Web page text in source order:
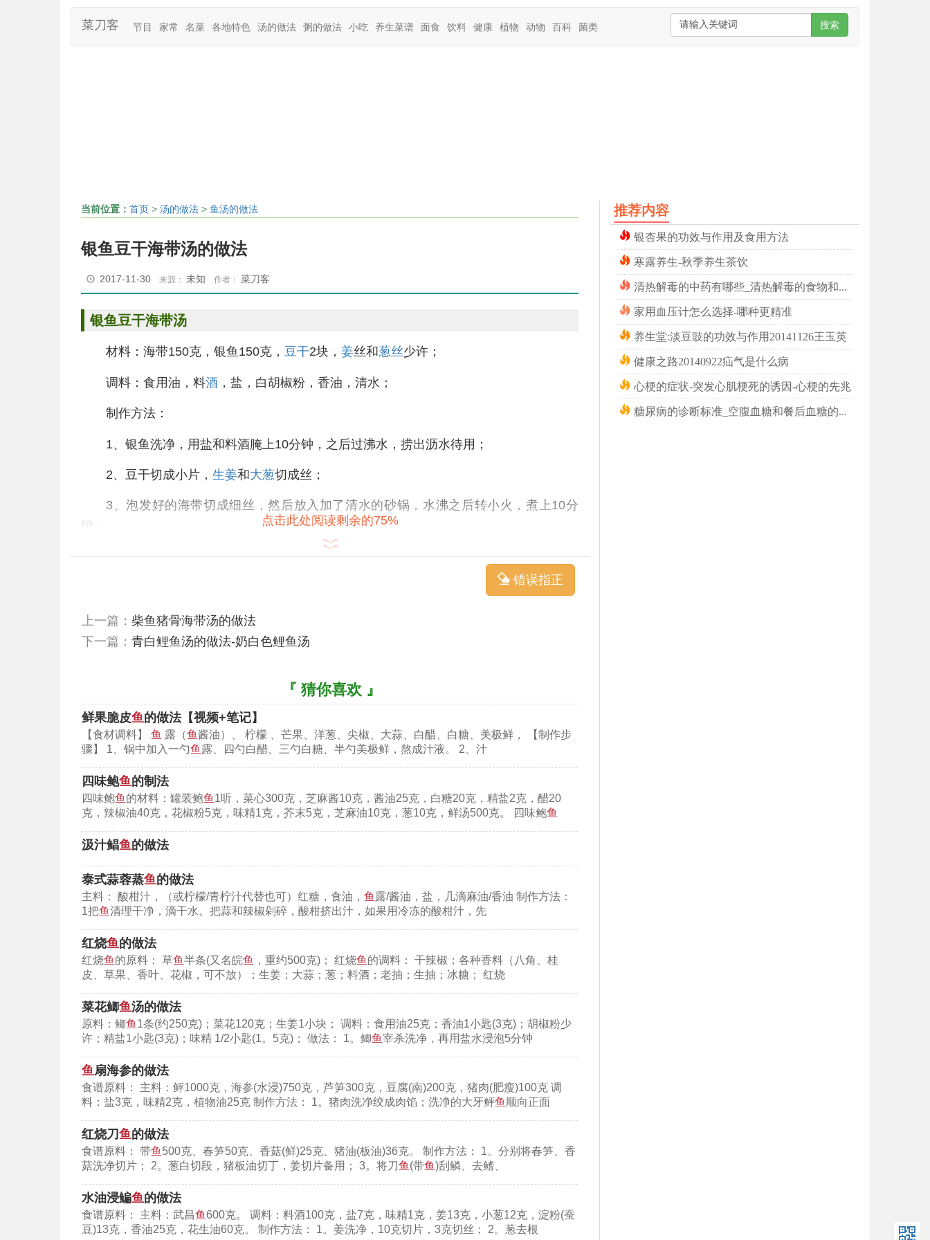
菜刀客 搜索
节目 家常 名菜 各地特色 汤的做法 粥的做法 小吃 养生菜谱 面食 饮料 健康 植物 动物 百科 菌类
当前位置： 首页 > 汤的做法 > 鱼汤的做法
银鱼豆干海带汤的做法
2017-11-30 来源： 未知 作者： 菜刀客
银鱼豆干海带汤
材料：海带150克，银鱼150克， 豆干2块， 姜丝和葱丝少许；
调料：食用油，料酒 ，盐，白胡椒粉，香油，清水；
制作方法：
1、银鱼洗净，用盐和料酒腌上10分钟，之后过沸水，捞出沥水待用；
2、豆干切成小片， 生姜和大葱切成丝；
3、泡发好的海带切成细丝，然后放入加了清水的砂锅，水沸之后转小火，煮上10分
钟；
4、另起一锅，锅热后放底油，下葱姜丝和银鱼翻炒出香，然后将砂锅中的海带连汤一
同倒入锅内，加入豆干，继续煮上5分钟，最后撒上适量的盐，滴上香油，出锅前加入白胡
相关内容：
银鱼佛手炒鸡蛋缓解春节食欲不振
健康之路20180409杨志敏:银鱼,河虾,咸蛋黄炒小河虾
火方沅沅银鱼的做法
银鱼火锅的做法
雪花银鱼的做法
海带的营养价值-功效与作用
昆布的功效作用-海带
绿豆海带汤-功效与作用
中华医药：海带,海参,鲍鱼的功效作用20160203
点击此处阅读剩余的75%
错误指正
上一篇： 柴鱼猪骨海带汤的做法
下一篇： 青白鲤鱼汤的做法-奶白色鲤鱼汤
『 猜你喜欢 』
鲜果脆皮鱼的做法【视频+笔记】
【食材调料】 鱼 露（鱼酱油）、 柠檬 、芒果、洋葱、尖椒、大蒜、白醋、白糖、美极鲜， 【制作步
骤】 1、锅中加入一勺鱼 露、四勺白醋、三勺白糖、半勺美极鲜，熬成汁液。 2、汁
四味鲍鱼的制法
四味鲍鱼 的材料：罐装鲍鱼 1听，菜心300克，芝麻酱10克，酱油25克，白糖20克，精盐2克，醋20
克，辣椒油40克，花椒粉5克，味精1克，芥末5克，芝麻油10克，葱10克，鲜汤500克。 四味鲍鱼
汲汁鲳鱼的做法
泰式蒜蓉蒸鱼的做法
主料： 酸柑汁，（或柠檬/青柠汁代替也可）红糖，食油， 鱼 露/酱油，盐，几滴麻油/香油 制作方法：
1把鱼清理干净，滴干水。把蒜和辣椒剁碎，酸柑挤出汁，如果用冷冻的酸柑汁，先
红烧鱼的做法
红烧鱼 的原料： 草鱼半条(又名皖鱼 ，重约500克)； 红烧鱼 的调料： 干辣椒；各种香料（八角、桂
皮、草果、香叶、花椒，可不放）；生姜；大蒜；葱；料酒；老抽；生抽；冰糖； 红烧
菜花鲫鱼汤的做法
原料：鲫鱼 1条(约250克)；菜花120克；生姜1小块； 调料：食用油25克；香油1小匙(3克)；胡椒粉少
许；精盐1小匙(3克)；味精 1/2小匙(1。5克)； 做法： 1。鲫鱼宰杀洗净，再用盐水浸泡5分钟
鱼扇海参的做法
食谱原料： 主料：鲆1000克，海参(水浸)750克，芦笋300克，豆腐(南)200克，猪肉(肥瘦)100克 调
料：盐3克，味精2克，植物油25克 制作方法： 1。猪肉洗净绞成肉馅；洗净的大牙鲆鱼 顺向正面
红烧刀鱼的做法
食谱原料： 带鱼 500克、春笋50克、香菇(鲜)25克、猪油(板油)36克。 制作方法： 1。分别将春笋、香
菇洗净切片； 2。葱白切段，猪板油切丁，姜切片备用； 3。将刀鱼 (带鱼)刮鳞、去鳍、
水油浸鳊鱼的做法
食谱原料： 主料：武昌鱼600克。 调料：料酒100克，盐7克，味精1克，姜13克，小葱12克，淀粉(蚕
豆)13克，香油25克，花生油60克。 制作方法： 1。姜洗净，10克切片，3克切丝； 2。葱去根
推荐内容
银杏果的功效与作用及食用方法
寒露养生-秋季养生茶饮
家用血压计怎么选择-哪种更精准
养生堂:淡豆豉的功效与作用20141126王玉英
健康之路20140922疝气是什么病
心梗的症状-突发心肌梗死的诱因-心梗的先兆